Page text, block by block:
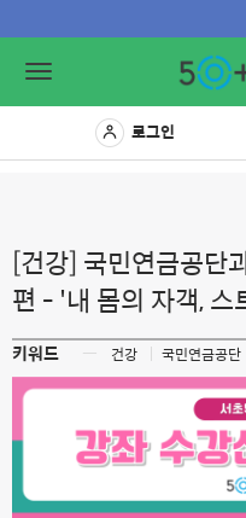
Toggle
로그인
[건강] 국민연금공단
편 - '내 몸의 자객, 스
키워드 ㅡ 건강 국민연금공단